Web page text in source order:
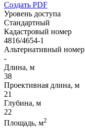
Создать PDF
Уровень доступа
Стандартный
Кадастровый номер
4816/4654-1
Альтернативный номер
-
Длина, м
38
Проективная длина, м
21
Глубина, м
22
Площадь, м2